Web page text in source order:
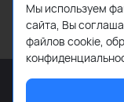
info@kbooks.ru
Мы используем
сайта, Вы
файлов cookie,